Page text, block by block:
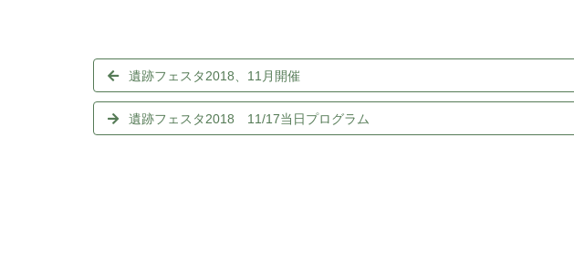
遺跡フェスタ2018、11月開催
遺跡フェスタ2018 11/17当日プログラム